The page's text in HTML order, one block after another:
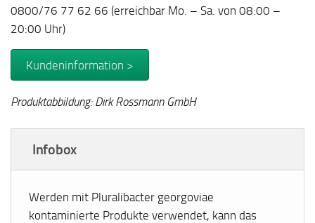
0800/76 77 62 66 (erreichbar Mo. – Sa. von 08:00 –
20:00 Uhr)
Kundeninformation >
Produktabbildung: Dirk Rossmann GmbH
Infobox
Werden mit Pluralibacter georgoviae
kontaminierte Produkte verwendet, kann das